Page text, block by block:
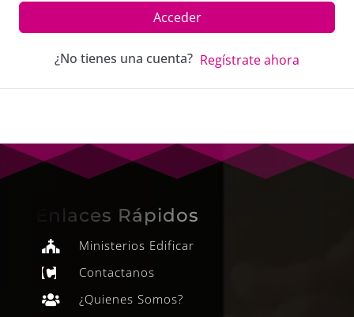
Acceder
¿No tienes una cuenta? Regístrate ahora
Enlaces Rápidos
 Ministerios Edificar
 Contactanos
 ¿Quienes Somos?